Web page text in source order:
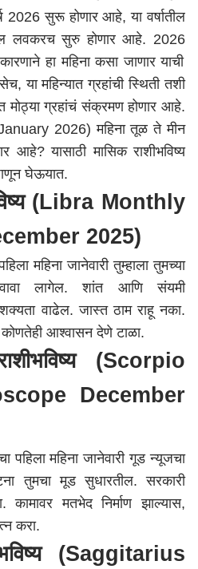
2026 सुरू होणार आहे, या वर्षातील
लवकरचसुरुहोणार आहे. 2026
हा महिना कसा जाणार याची
या महिन्यात ग्रहांची स्थिती तशी
मोठ्याग्रहांचंसंक्रमण होणार आहे.
2026)महिना तूळ ते मीन
आहे? यासाठी मासिकराशीभविष्य
घेऊयात.
(Libra Monthly
2025)
महिना जानेवारीतुम्हाला तुमच्या
लागेल. शांत आणि संयमी
वाढेल. जास्त ठाम राहू नका.
कोणतेही आश्वासन देणे टाळा.
(Scorpio
December
पहिला महिनाजानेवारी गूड न्यूजचा
तुमचामूडसुधारतील. सरकारी
मतभेद निर्माण झाल्यास,
करा.
(Saggitarius